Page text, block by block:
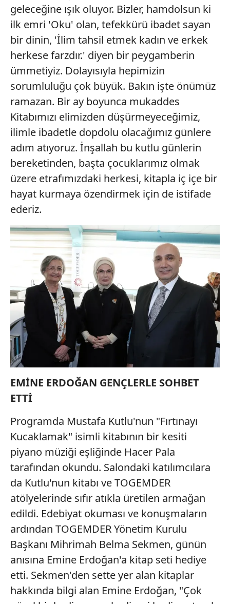
geleceğine ışık oluyor. Bizler, hamdolsun ki
ilk emri 'Oku' olan, tefekkürü ibadet sayan
bir dinin, 'İlim tahsil etmek kadın ve erkek
herkese farzdır.' diyen bir peygamberin
ümmetiyiz. Dolayısıyla hepimizin
sorumluluğu çok büyük. Bakın işte önümüz
ramazan. Bir ay boyunca mukaddes
Kitabımızı elimizden düşürmeyeceğimiz,
ilimle ibadetle dopdolu olacağımız günlere
adım atıyoruz. İnşallah bu kutlu günlerin
bereketinden, başta çocuklarımız olmak
üzere etrafımızdaki herkesi, kitapla iç içe bir
hayat kurmaya özendirmek için de istifade
ederiz.
EMİNE ERDOĞAN GENÇLERLE SOHBET
ETTİ
Programda Mustafa Kutlu'nun "Fırtınayı
Kucaklamak" isimli kitabının bir kesiti
piyano müziği eşliğinde Hacer Pala
tarafından okundu. Salondaki katılımcılara
da Kutlu'nun kitabı ve TOGEMDER
atölyelerinde sıfır atıkla üretilen armağan
edildi. Edebiyat okuması ve konuşmaların
ardından TOGEMDER Yönetim Kurulu
Başkanı Mihrimah Belma Sekmen, günün
anısına Emine Erdoğan'a kitap seti hediye
etti. Sekmen'den sette yer alan kitaplar
hakkında bilgi alan Emine Erdoğan, "Çok